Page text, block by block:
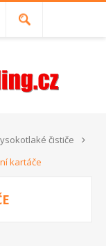
čističe
kartáče